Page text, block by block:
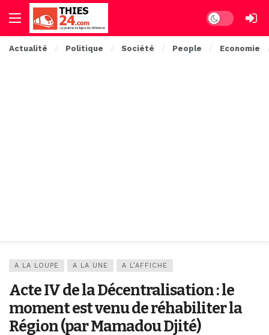
Dark mode
Actualité Politique Société People Economie
A LA LOUPE A LA UNE A L’AFFICHE
Acte IV de la Décentralisation : le
moment est venu de réhabiliter la
Région (par Mamadou Djité)